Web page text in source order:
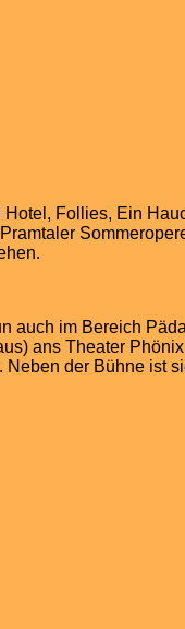
Follies, Ein
im Bereich
ans Theater
der Bühne ist